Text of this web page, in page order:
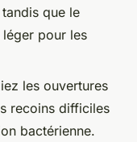
que le
pour les
les ouvertures
recoins difficiles
bactérienne.